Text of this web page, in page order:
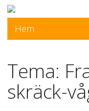
Hem
Tema:
skräck-